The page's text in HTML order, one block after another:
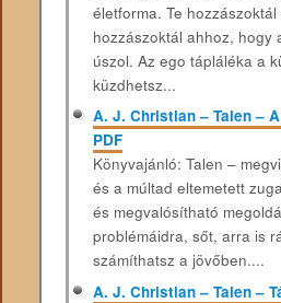
életforma. Te
hozzászoktál ahhoz, hogy
úszol. Az ego tápláléka a
küzdhetsz...
A. J. Christian – Talen –
PDF
Könyvajánló: Talen –
és a múltad eltemetett
és megvalósítható
problémáidra, sőt, arra is
számíthatsz a jövőben....
A. J. Christian – Talen –